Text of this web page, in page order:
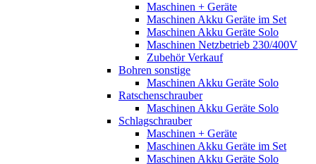
Maschinen + Geräte
Maschinen Akku Geräte im Set
Maschinen Akku Geräte Solo
Maschinen Netzbetrieb 230/400V
Zubehör Verkauf
Bohren sonstige
Maschinen Akku Geräte Solo
Ratschenschrauber
Maschinen Akku Geräte Solo
Schlagschrauber
Maschinen + Geräte
Maschinen Akku Geräte im Set
Maschinen Akku Geräte Solo